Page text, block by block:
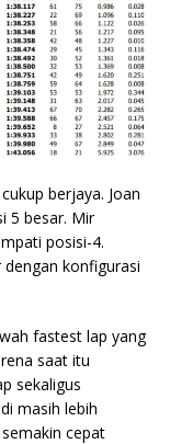
berjaya. Joan
5 besar. Mir
posisi-4.
konfigurasi
fastest lap yang
saat itu
sekaligus
masih lebih
cepat